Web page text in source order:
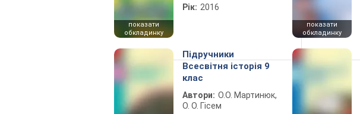
показати
обкладинку
Рік: 2016
показати
обкладинку
Підручники
Всесвітня історія 9
клас
Автори: О.О. Мартинюк,
О. О. Гісем